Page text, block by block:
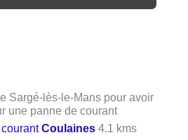
Sargé-lès-le-Mans pour avoir
une panne de courant
courantCoulaines 4.1 kms